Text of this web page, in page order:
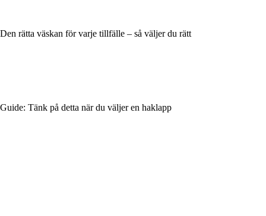
Den rätta väskan för varje tillfälle – så väljer du rätt
Guide: Tänk på detta när du väljer en haklapp